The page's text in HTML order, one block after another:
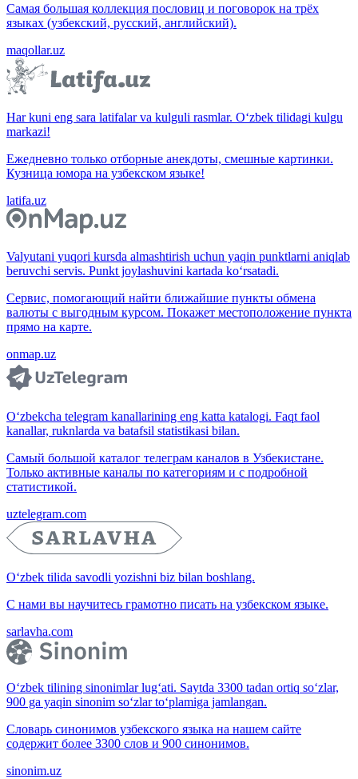
Самая большая коллекция пословиц и поговорок на трёх
языках (узбекский, русский, английский).
maqollar.uz
Har kuni eng sara latifalar va kulguli rasmlar. O‘zbek tilidagi kulgu
markazi!
Ежедневно только отборные анекдоты, смешные картинки.
Кузница юмора на узбекском языке!
latifa.uz
Valyutani yuqori kursda almashtirish uchun yaqin punktlarni aniqlab
beruvchi servis. Punkt joylashuvini kartada ko‘rsatadi.
Сервис, помогающий найти ближайшие пункты обмена
валюты с выгодным курсом. Покажет местоположение пункта
прямо на карте.
onmap.uz
O‘zbekcha telegram kanallarining eng katta katalogi. Faqt faol
kanallar, ruknlarda va batafsil statistikasi bilan.
Самый большой каталог телеграм каналов в Узбекистане.
Только активные каналы по категориям и с подробной
статистикой.
uztelegram.com
O‘zbek tilida savodli yozishni biz bilan boshlang.
С нами вы научитесь грамотно писать на узбекском языке.
sarlavha.com
O‘zbek tilining sinonimlar lug‘ati. Saytda 3300 tadan ortiq so‘zlar,
900 ga yaqin sinonim so‘zlar to‘plamiga jamlangan.
Словарь синонимов узбекского языка на нашем сайте
содержит более 3300 слов и 900 синонимов.
sinonim.uz